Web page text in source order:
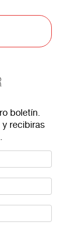
boletín.
recibiras